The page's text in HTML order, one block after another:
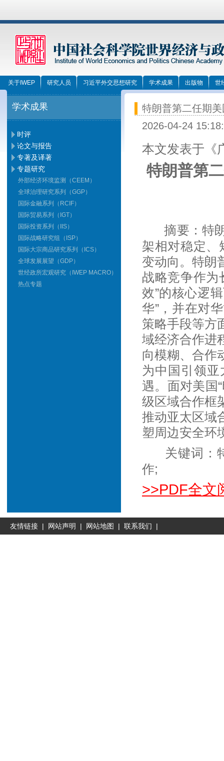
关于IWEP 研究人员 习近平外交思想研究 学术成果 出版物 世
学术成果
时评
论文与报告
专著及译著
专题研究
外部经济环境监测（CEEM）
全球治理研究系列（GGP）
国际金融系列（RCIF）
国际贸易系列（IGT）
国际投资系列（IIS）
国际战略研究组（ISP）
国际大宗商品研究系列（ICS）
全球发展展望（GDP）
世经政所宏观研究（IWEP MACRO）
热点专题
特朗普第二任期
2026-04-24
本文发表于《
特朗普第
摘要：特
架相对稳定、
变动向。特朗
战略竞争作为
效”的核心逻
华”，并在对
策略手段等方
域经济合作进
向模糊、合作
为中国引领
遇。面对美国
级区域合作框
推动亚太区域
塑周边安全环
关键词：
作;
>>PDF全文
友情链接 | 网站声明 | 网站地图 | 联系我们 |